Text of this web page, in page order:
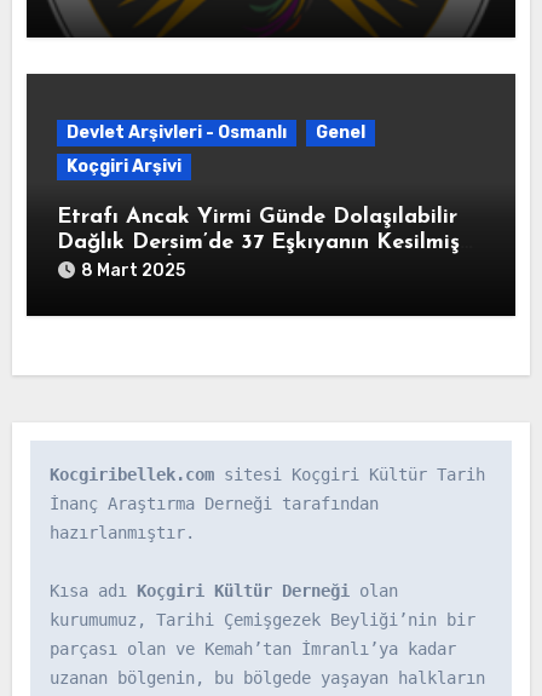
Devlet Arşivleri - Osmanlı
Genel
Koçgiri Arşivi
Etrafı Ancak Yirmi Günde Dolaşılabilir
Dağlık Dersim’de 37 Eşkıyanın Kesilmiş
Başlarının İstanbul’a Gönderildiğine
82/340325-02-1213/8 Ağustos 1798)
8 Mart 2025
Kocgiribellek.com sitesi Koçgiri Kültür Tarih
İnanç Araştırma Derneği tarafından
hazırlanmıştır.
Kısa adı Koçgiri Kültür Derneği olan
kurumumuz, Tarihi Çemişgezek Beyliği’nin bir
parçası olan ve Kemah’tan İmranlı’ya kadar
uzanan bölgenin, bu bölgede yaşayan halkların